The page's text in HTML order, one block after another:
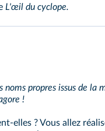
L'œil du cyclope.
noms propres issus de
!
elles ? Vous allez